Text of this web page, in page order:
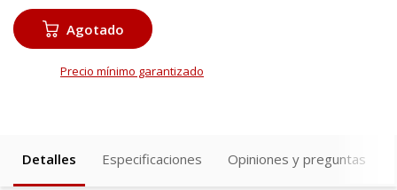
Agotado
Precio mínimo garantizado
Detalles Especificaciones Opiniones y preguntas